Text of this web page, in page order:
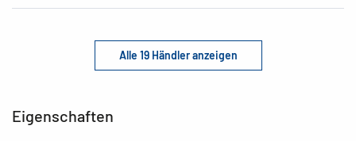
Alle 19 Händler anzeigen
Eigenschaften